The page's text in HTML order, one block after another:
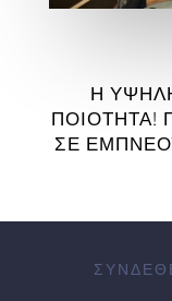
Η
ΠΟΙΌΤΗΤΑ!
ΣΕ